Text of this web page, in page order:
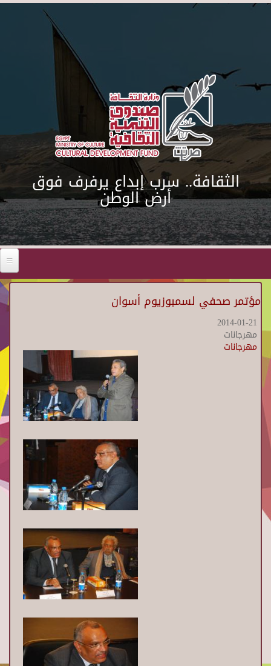
Skip to main content
الثقافة.. سرب إبداع يرفرف فوق
أرض الوطن
مؤتمر صحفي لسمبوزيوم أسوان
2014-01-21
مهرجانات
مهرجانات